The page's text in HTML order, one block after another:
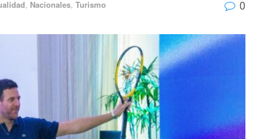
, Nacionales, Turismo 0